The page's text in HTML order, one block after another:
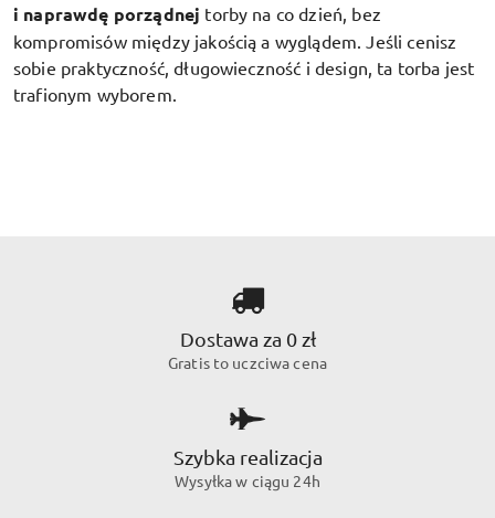
i naprawdę porządnej torby na co dzień, bez
kompromisów między jakością a wyglądem. Jeśli cenisz
sobie praktyczność, długowieczność i design, ta torba jest
trafionym wyborem.
Dostawa za 0 zł
Gratis to uczciwa cena
Szybka realizacja
Wysyłka w ciągu 24h